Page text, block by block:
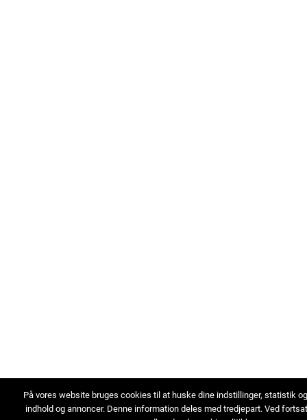
På vores website bruges cookies til at huske dine indstillinger, statistik
indhold og annoncer. Denne information deles med tredjepart. Ved